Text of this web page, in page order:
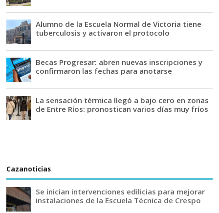
Alumno de la Escuela Normal de Victoria tiene
tuberculosis y activaron el protocolo
Becas Progresar: abren nuevas inscripciones y
confirmaron las fechas para anotarse
La sensación térmica llegó a bajo cero en zonas
de Entre Ríos: pronostican varios días muy fríos
Cazanoticias
Se inician intervenciones edilicias para mejorar
instalaciones de la Escuela Técnica de Crespo